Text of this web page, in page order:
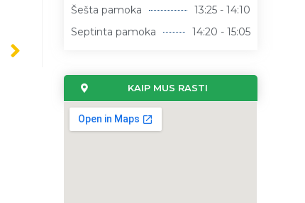
Šešta pamoka
13:25 - 14:10
Septinta pamoka
14:20 - 15:05
KAIP MUS RASTI